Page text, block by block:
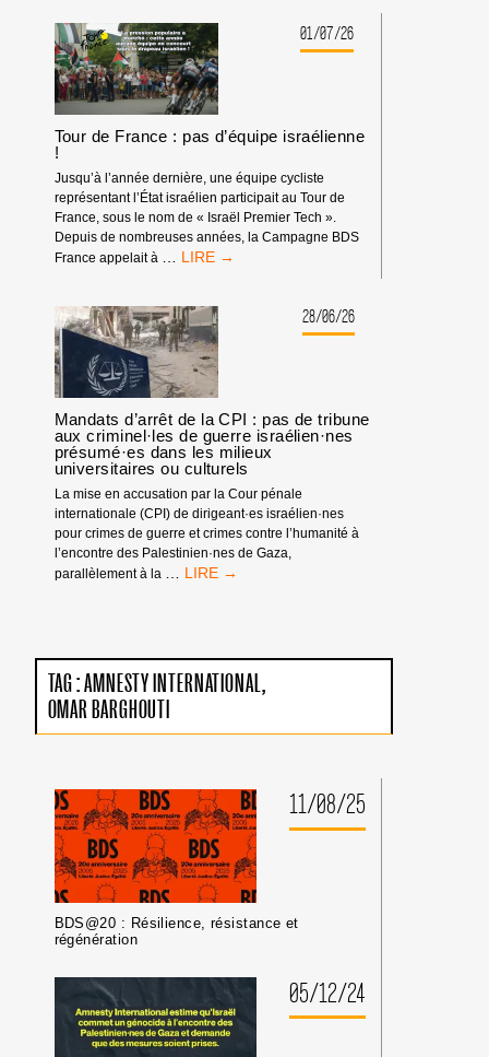
MATÉRIEL
SYNDICAL
01/07/26
Tour de France : pas d’équipe israélienne
!
Jusqu’à l’année dernière, une équipe cycliste
représentant l’État israélien participait au Tour de
France, sous le nom de « Israël Premier Tech ».
Depuis de nombreuses années, la Campagne BDS
France appelait à … TOUR
:
PAS
D’ÉQUIPE
ISRAÉLIENNE
!
28/06/26
Mandats d’arrêt de la CPI : pas de tribune
aux criminel·les de guerre israélien·nes
présumé·es dans les milieux
universitaires ou culturels
La mise en accusation par la Cour pénale
internationale (CPI) de dirigeant·es israélien·nes
pour crimes de guerre et crimes contre l’humanité à
l’encontre des Palestinien·nes de Gaza,
parallèlement à la … MANDATS
:
PAS
TRIBUNE
DE
GUERRE
ISRAÉLIEN·NES
PRÉSUMÉ·ES
DANS
LES
MILIEUX
UNIVERSITAIRES
TAG :AMNESTY INTERNATIONAL
OMAR BARGHOUTI
11/08/25
BDS@20 : Résilience, résistance et
régénération
05/12/24